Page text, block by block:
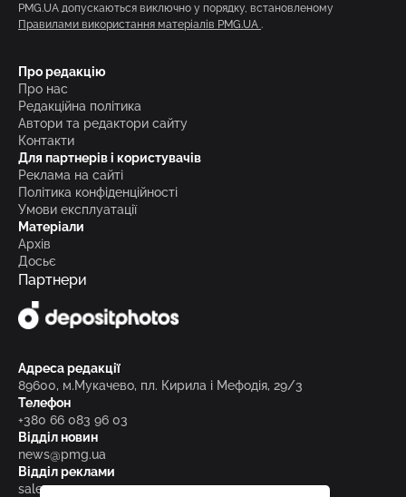
PMG.UA допускаються виключно у порядку, встановленому
Правилами використання матеріалів PMG.UA .
Про редакцію
Про нас
Редакційна політика
Автори та редактори сайту
Контакти
Для партнерів і користувачів
Реклама на сайті
Політика конфіденційності
Умови експлуатації
Матеріали
Архів
Досьє
Партнери
Адреса редакції
89600, м.Мукачево, пл. Кирила і Мефодія, 29/3
Телефон
+380 66 083 96 03
Відділ новин
news@pmg.ua
Відділ реклами
sales@pmg.ua